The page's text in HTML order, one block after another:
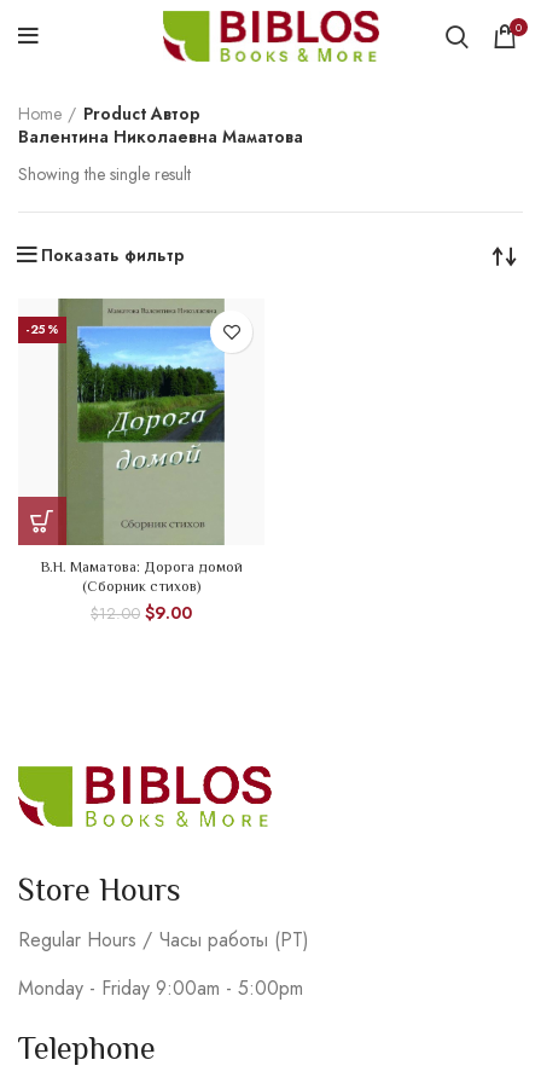
0
Home
Product Автор
Валентина Николаевна Маматова
Showing the single result
Показать фильтр
-25%
В.Н. Маматова: Дорога домой
(Сборник стихов)
$12.00 $9.00
Store Hours
Regular Hours / Часы работы (PT)
Monday - Friday 9:00am - 5:00pm
Telephone